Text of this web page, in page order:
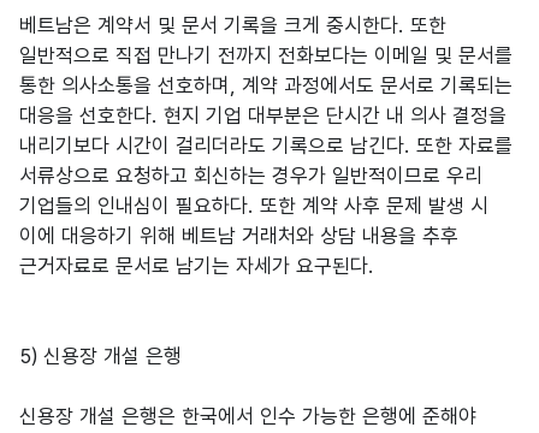
베트남은 계약서 및 문서 기록을 크게 중시한다. 또한
일반적으로 직접 만나기 전까지 전화보다는 이메일 및 문서를
통한 의사소통을 선호하며, 계약 과정에서도 문서로 기록되는
대응을 선호한다. 현지 기업 대부분은 단시간 내 의사 결정을
내리기보다 시간이 걸리더라도 기록으로 남긴다. 또한 자료를
서류상으로 요청하고 회신하는 경우가 일반적이므로 우리
기업들의 인내심이 필요하다. 또한 계약 사후 문제 발생 시
이에 대응하기 위해 베트남 거래처와 상담 내용을 추후
근거자료로 문서로 남기는 자세가 요구된다.
5) 신용장 개설 은행
신용장 개설 은행은 한국에서 인수 가능한 은행에 준해야